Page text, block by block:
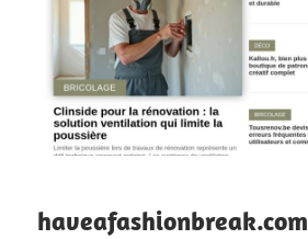
haveafashionbreak.com